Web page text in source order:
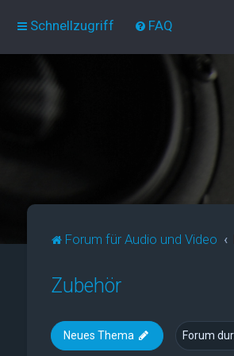
Schnellzugriff FAQ
Forum für Audio und Video
Zubehör
Neues Thema